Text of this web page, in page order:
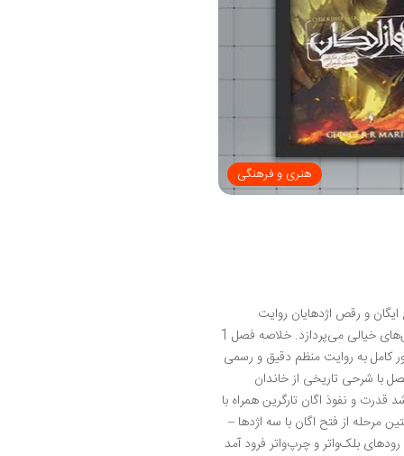
هنری و فرهنگی
ایگان و رقص اژدهایان روایت
می‌شود. این اثر منبع الهام سریال «خاندان اژدها» است و به بررسی عمیق قدرت اژدهاها و سیاست در سرزمین‌های خیالی می‌پردازد. خلاصه فصل 1
کامل به روایت منظم دقیق و رسمی
با شرحی تاریخی از خاندان
قدرت و نفوذ اگان تارگرین همراه با
مرحله از فتح اگان با سه اژدها –
بلک‌واتر و چرپ‌واتر فرود آمد